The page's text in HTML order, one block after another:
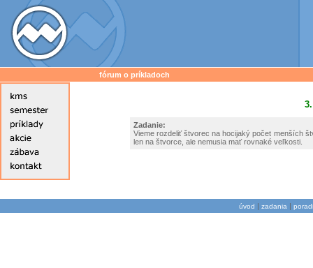
fórum o príkladoch
Zadanie:
Vieme rozdeliť štvorec na hocijaký počet menších
len na štvorce, ale nemusia mať rovnaké veľkosti.
úvod | zadania |